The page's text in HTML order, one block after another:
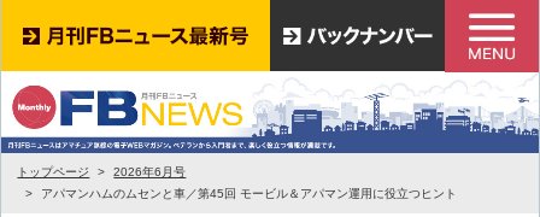
トップページ
2026年6月号
アパマンハムのムセンと車／第45回 モービル＆アパマン運用に役立つヒント